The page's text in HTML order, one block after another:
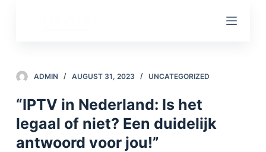
c
o
ADMIN AUGUST 31, 2023 UNCATEGORIZED
“IPTV in Nederland: Is het
legaal of niet? Een duidelijk
antwoord voor jou!”